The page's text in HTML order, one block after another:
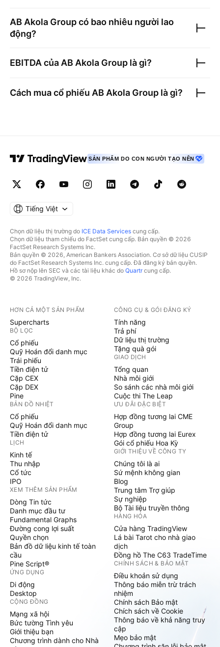
AB Akola Groupcó bao nhiêu người lao
động?
EBITDA của AB Akola Group là gì?
Cách mua cổ phiếu AB Akola Group là gì?
SẢN PHẨM DO CON NGƯỜI TẠO NÊN
Tiếng Việt
Chọn dữ liệu thị trường do ICE Data Services cung cấp.
Chọn dữ liệu tham chiếu do FactSet cung cấp. Bản quyền © 2026
FactSet Research Systems Inc.
Bản quyền © 2026, American Bankers Association. Cơ sở dữ liệu CUSIP
do FactSet Research Systems Inc. cung cấp. Đã đăng ký bản quyền.
Hồ sơ nộp lên SEC và các tài liệu khác do Quartrcung cấp.
© 2026 TradingView, Inc.
HƠN CẢ MỘT SẢN PHẨM
Supercharts
BỘ LỌC
Cổ phiếu
Quỹ Hoán đổi danh mục
Trái phiếu
Tiền điện tử
Cặp CEX
Cặp DEX
Pine
BẢN ĐỒ NHIỆT
Cổ phiếu
Quỹ Hoán đổi danh mục
Tiền điện tử
LỊCH
Kinh tế
Thu nhập
Cổ tức
IPO
XEM THÊM SẢN PHẨM
Dòng Tin tức
Danh mục đầu tư
Fundamental Graphs
Đường cong lợi suất
Quyền chọn
Bản đồ dữ liệu kinh tế toàn
cầu
Pine Script®
ỨNG DỤNG
Di động
Desktop
CỘNG ĐỒNG
Mạng xã hội
Bức tường Tình yêu
Giới thiệu bạn
Chương trình dành cho Nhà
CÔNG CỤ & GÓI ĐĂNG KÝ
Tính năng
Trả phí
Dữ liệu thị trường
Tặng quà gói
GIAO DỊCH
Tổng quan
Nhà môi giới
So sánh các nhà môi giới
Cuộc thi The Leap
ƯU ĐÃI ĐẶC BIỆT
Hợp đồng tương lai CME
Group
Hợp đồng tương lai Eurex
Gói cổ phiếu Hoa Kỳ
GIỚI THIỆU VỀ CÔNG TY
Chúng tôi là ai
Sứ mệnh không gian
Blog
Trung tâm Trợ giúp
Sự nghiệp
Bộ Tài liệu truyền thông
HÀNG HÓA
Cửa hàng TradingView
Lá bài Tarot cho nhà giao
dịch
Đồng hồ The C63 TradeTime
CHÍNH SÁCH & BẢO MẬT
Điều khoản sử dụng
Thông báo miễn trừ trách
nhiệm
Chính sách Bảo mật
Chích sách về Cookie
Thông báo về khả năng truy
cập
Mẹo bảo mật